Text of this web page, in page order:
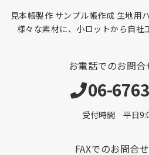
見本帳製作 サンプル帳作成 生地用
様々な素材に、小ロットから自社
お電話でのお問合
06-
受付時間 平日
FAXでのお問合